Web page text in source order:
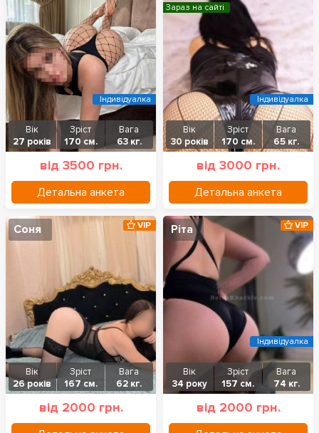
Вік
27 років
Зріст
170 см.
Вага
63 кг.
від 3500 грн.
Детальна анкета
Індивідуалка
Вік
30 років
Зріст
170 см.
Вага
65 кг.
від 3000 грн.
Детальна анкета
Зараз на сайті
Індивідуалка
Соня
Вік
26 років
Зріст
167 см.
Вага
62 кг.
від 2000 грн.
VIP Ріта
Вік
34 року
Зріст
157 см.
Вага
74 кг.
від 2000 грн.
VIP
Індивідуалка